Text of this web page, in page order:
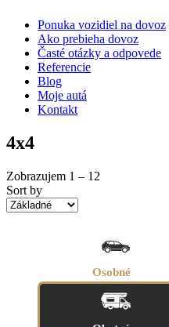
Ponuka vozidiel na dovoz
Ako prebieha dovoz
Časté otázky a odpovede
Referencie
Blog
Moje autá
Kontakt
4x4
Zobrazujem 1 – 12
Sort by
Osobné